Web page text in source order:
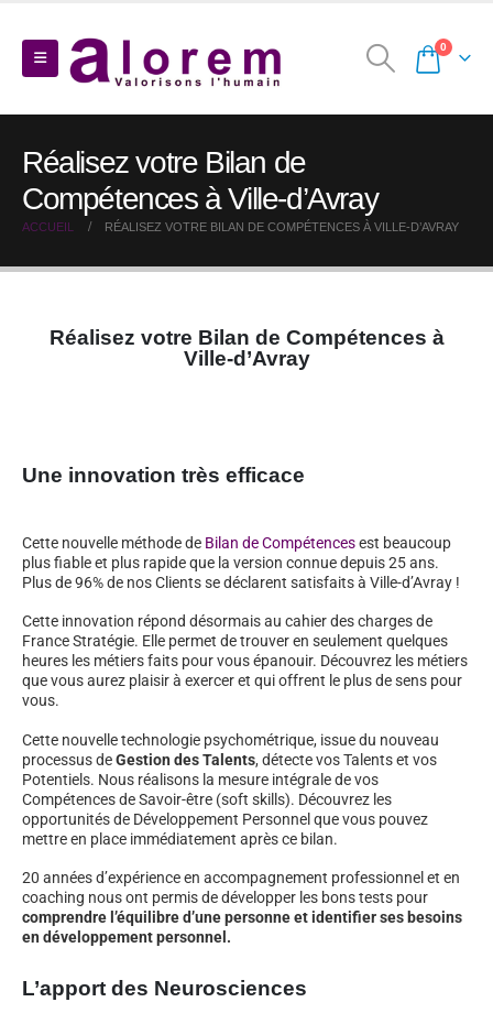
0
Réalisez votre Bilan de
Compétences à Ville-d’Avray
ACCUEIL RÉALISEZ VOTRE BILAN DE COMPÉTENCES À VILLE-D’AVRAY
Réalisez votre Bilan de Compétences à
Ville-d’Avray
Une innovation très efficace
Cette nouvelle méthode de Bilan de Compétencesest beaucoup
plus fiable et plus rapide que la version connue depuis 25 ans.
Plus de 96% de nos Clients se déclarent satisfaits à Ville-d’Avray !
Cette innovation répond désormais au cahier des charges de
France Stratégie. Elle permet de trouver en seulement quelques
heures les métiers faits pour vous épanouir. Découvrez les métiers
que vous aurez plaisir à exercer et qui offrent le plus de sens pour
vous.
Cette nouvelle technologie psychométrique, issue du nouveau
processus deGestion des Talents, détecte vos Talents et vos
Potentiels. Nous réalisons la mesure intégrale de vos
Compétences de Savoir-être (soft skills). Découvrez les
opportunités de Développement Personnel que vous pouvez
mettre en place immédiatement après ce bilan.
20 années d’expérience en accompagnement professionnel et en
coaching nous ont permis de développer les bons tests pour
comprendre l’équilibre d’une personne et identifier ses besoins
en développement personnel.
L’apport des Neurosciences